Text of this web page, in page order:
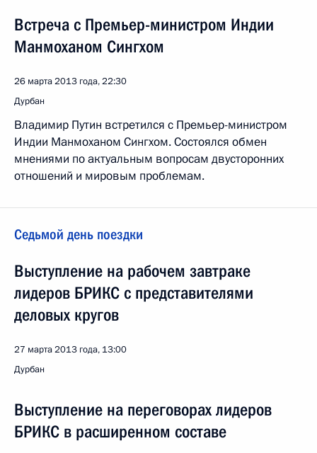
Встреча с Премьер-министром Индии
Манмоханом Сингхом
26 марта 2013 года, 22:30
Дурбан
Владимир Путин встретился с Премьер-министром
Индии Манмоханом Сингхом. Состоялся обмен
мнениями по актуальным вопросам двусторонних
отношений и мировым проблемам.
Седьмой день поездки
Выступление на рабочем завтраке
лидеров БРИКС с представителями
деловых кругов
27 марта 2013 года, 13:00
Дурбан
Выступление на переговорах лидеров
БРИКС в расширенном составе